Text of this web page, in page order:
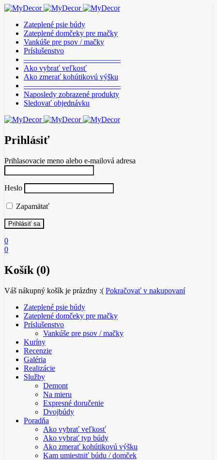
Zateplené psie búdy
Zateplené domčeky pre mačky
Vankúše pre psov / mačky
Príslušenstvo
————————————–
Ako vybrať veľkosť
Ako zmerať kohútikovú výšku
————————————–
Naposledy zobrazené produkty
Sledovať objednávku
Prihlásiť
Prihlasovacie meno alebo e-mailová adresa
Heslo
Zapamätať
0
0
Košík (0)
Váš nákupný košík je prázdny :( Pokračovať v nakupovaní
Zateplené psie búdy
Zateplené domčeky pre mačky
Príslušenstvo
Vankúše pre psov / mačky
Kuríny
Recenzie
Galéria
Realizácie
Služby
Demont
Na mieru
Expresné doručenie
Dvojbúdy
Poradňa
Ako vybrať veľkosť
Ako vybrať typ búdy
Ako zmerať kohútikovú výšku
Kam umiestniť búdu / domček